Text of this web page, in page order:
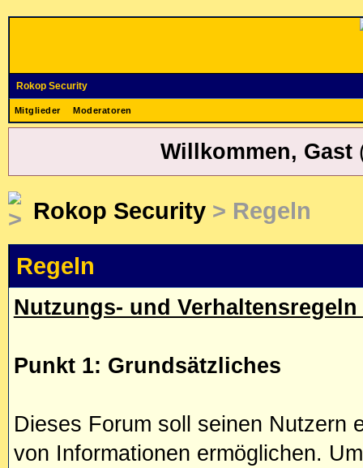
Rokop Security
Mitglieder Moderatoren
Willkommen, Gast
Rokop Security> Regeln
Regeln
Nutzungs- und
Punkt 1: Grundsätzliches
Dieses Forum soll seinen Nutzern
von Informationen ermöglichen.